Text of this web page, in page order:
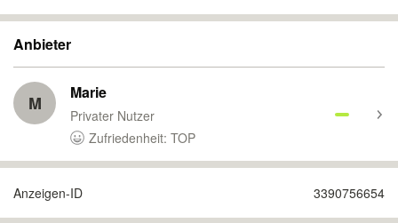
Anbieter
M Marie
Privater Nutzer
Zufriedenheit: TOP
Anzeigen-ID 3390756654